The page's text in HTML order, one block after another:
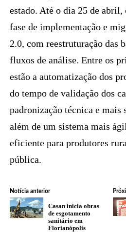
estado. Até o dia 25 de abril,
fase de implementação e
2.0, com reestruturação das
fluxos de análise. Entre os
estão a automatização dos
do tempo de validação dos
padronização técnica e mais
além de um sistema mais
eficiente para produtores
pública.
Notícia anterior
Casan inicia obras
de esgotamento
sanitário em
Florianópolis